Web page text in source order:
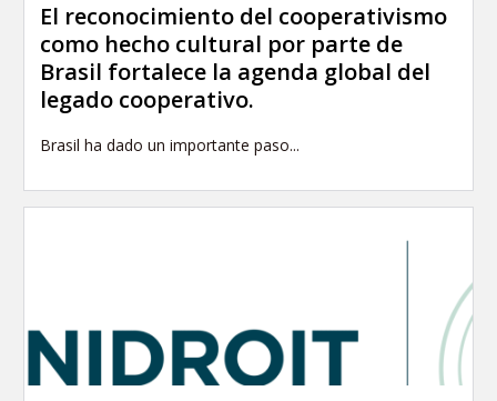
El reconocimiento del cooperativismo
como hecho cultural por parte de
Brasil fortalece la agenda global del
legado cooperativo.
Brasil ha dado un importante paso...